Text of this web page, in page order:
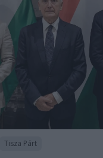
Tisza Párt